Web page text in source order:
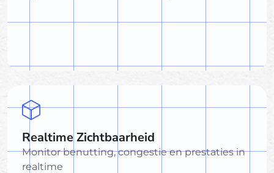
Realtime Zichtbaarheid
Monitor benutting, congestie en prestaties in
realtime